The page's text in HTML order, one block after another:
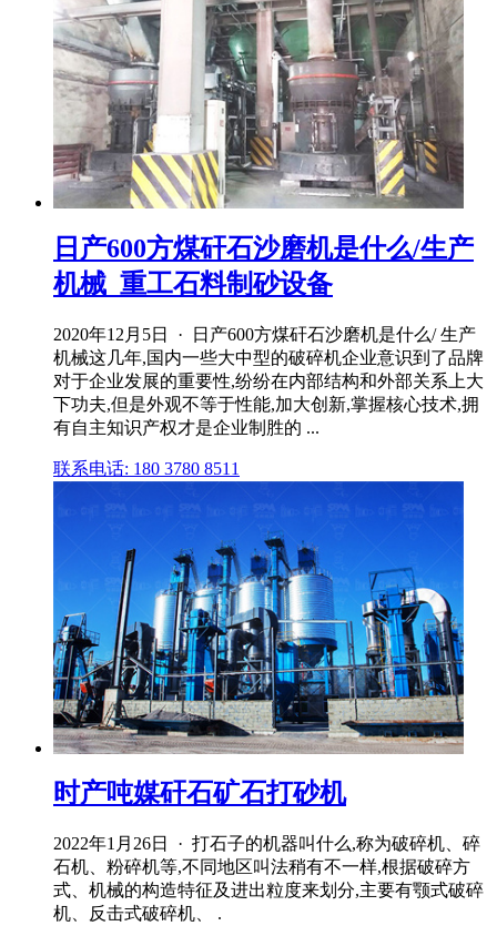
日产600方煤矸石沙磨机是什么/生产
机械_重工石料制砂设备
2020年12月5日 · 日产600方煤矸石沙磨机是什么/ 生产
机械这几年,国内一些大中型的破碎机企业意识到了品牌
对于企业发展的重要性,纷纷在内部结构和外部关系上大
下功夫,但是外观不等于性能,加大创新,掌握核心技术,拥
有自主知识产权才是企业制胜的 ...
联系电话: 180 3780 8511
时产吨媒矸石矿石打砂机
2022年1月26日 · 打石子的机器叫什么,称为破碎机、碎
石机、粉碎机等,不同地区叫法稍有不一样,根据破碎方
式、机械的构造特征及进出粒度来划分,主要有颚式破碎
机、反击式破碎机、 .